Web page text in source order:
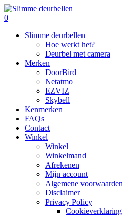
Skip
to
content
search
0
Slimme deurbellen
Hoe werkt het?
Deurbel met camera
Merken
DoorBird
Netatmo
EZVIZ
Skybell
Kenmerken
FAQs
Contact
Winkel
Winkel
Winkelmand
Afrekenen
Mijn account
Algemene voorwaarden
Disclaimer
Privacy Policy
Cookieverklaring